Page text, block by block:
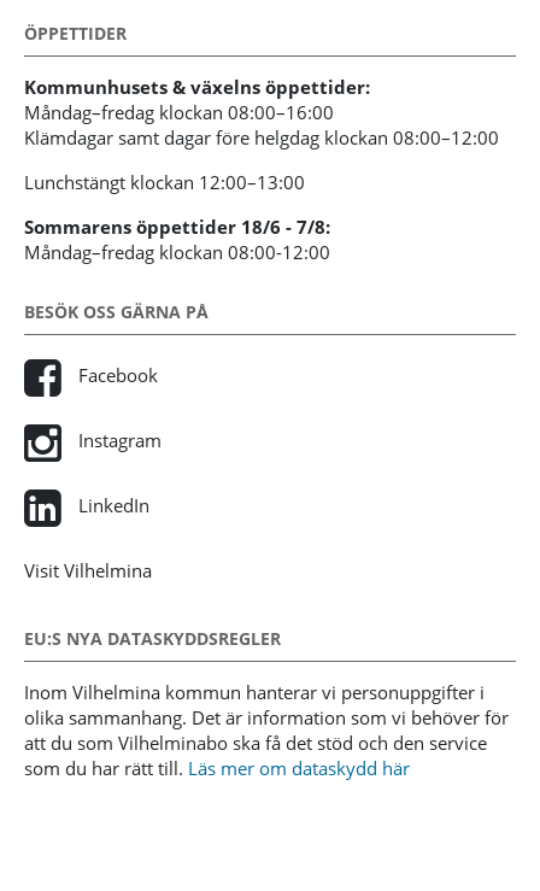
ÖPPETTIDER
Kommunhusets & växelns öppettider:
Måndag–fredag klockan 08:00–16:00
Klämdagar samt dagar före helgdag klockan 08:00–12:00
Lunchstängt klockan 12:00–13:00
Sommarens öppettider 18/6 - 7/8:
Måndag–fredag klockan 08:00-12:00
BESÖK OSS GÄRNA PÅ
Facebook
Instagram
LinkedIn
Visit Vilhelmina
EU:S NYA DATASKYDDSREGLER
Inom Vilhelmina kommun hanterar vi personuppgifter i
olika sammanhang. Det är information som vi behöver för
att du som Vilhelminabo ska få det stöd och den service
som du har rätt till. Läs mer om dataskydd här